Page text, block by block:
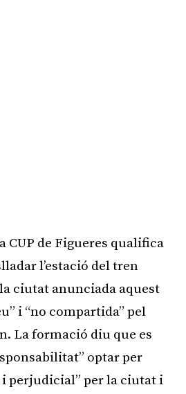
CUP de Figueres qualifica
l’estació del tren
ciutat anunciada aquest
i “no compartida” pel
La formació diu que es
optar per
i perjudicial” per la ciutat i